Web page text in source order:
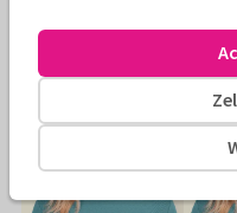
Adres:
Formaten